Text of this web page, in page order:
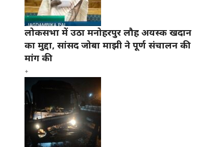
लोकसभा में उठा मनोहरपुर लौह अयस्क खदान
का मुद्दा, सांसद जोबा माझी ने पूर्ण संचालन की
मांग की